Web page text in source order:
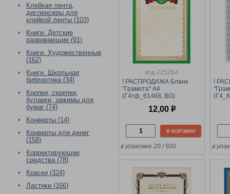
Клейкая лента,
диспенсеры для
клейкой ленты (103)
Книги. Детские
развивающие (91)
Книги. Художественные
(162)
Книги. Школьная
библиотека (34)
Кнопки, скрепки,
булавки, зажимы для
бумаг (74)
Конверты (14)
Конверты для денег
(158)
Корректирующие
средства (78)
Краски (324)
Ластики (166)
код 225264
! РАСПРОДАЖА Бланк
"Грамота" А4
(Г4тф_61468, BG)
фольгой, мелованный
12,00 р
В КОРЗИНУ
в упаковке 20 / 900
!
в